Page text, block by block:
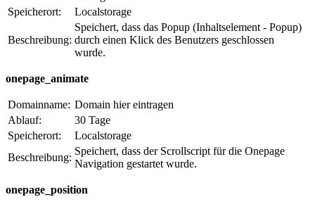
Speicherort:
Localstorage
Beschreibung:
Speichert, dass das Popup (Inhaltselement - Popup)
durch einen Klick des Benutzers geschlossen
wurde.
onepage_animate
Domainname: Domain hier eintragen
Ablauf:
30 Tage
Speicherort:
Localstorage
Beschreibung:
Speichert, dass der Scrollscript für die Onepage
Navigation gestartet wurde.
onepage_position